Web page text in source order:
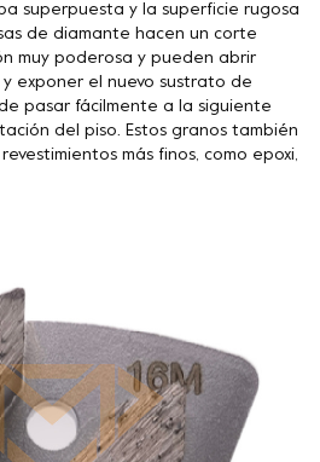
superpuesta y la superficie rugosa
de diamante hacen un corte
muy poderosa y pueden abrir
exponer el nuevo sustrato de
pasar fácilmente a la siguiente
del piso. Estos granos también
más finos, como epoxi,